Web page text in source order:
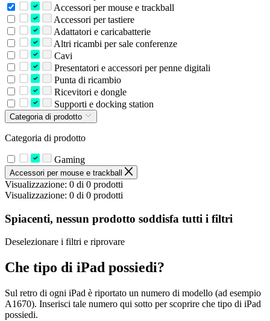
Accessori per mouse e trackball
Accessori per tastiere
Adattatori e caricabatterie
Altri ricambi per sale conferenze
Cavi
Presentatori e accessori per penne digitali
Punta di ricambio
Ricevitori e dongle
Supporti e docking station
Categoria di prodotto
Categoria di prodotto
Gaming
Accessori per mouse e trackball
Visualizzazione: 0 di 0 prodotti
Visualizzazione: 0 di 0 prodotti
Spiacenti, nessun prodotto soddisfa tutti i filtri
Deselezionare i filtri e riprovare
Che tipo di iPad possiedi?
Sul retro di ogni iPad è riportato un numero di modello (ad esempio
A1670). Inserisci tale numero qui sotto per scoprire che tipo di iPad
possiedi.